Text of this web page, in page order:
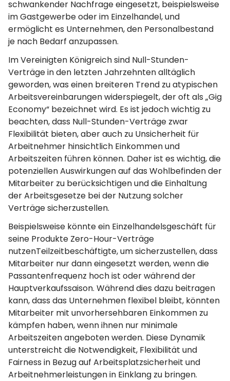
schwankender Nachfrage eingesetzt, beispielsweise
im Gastgewerbe oder im Einzelhandel, und
ermöglicht es Unternehmen, den Personalbestand
je nach Bedarf anzupassen.
Im Vereinigten Königreich sind Null-Stunden-
Verträge in den letzten Jahrzehnten alltäglich
geworden, was einen breiteren Trend zu atypischen
Arbeitsvereinbarungen widerspiegelt, der oft als „Gig
Economy“ bezeichnet wird. Es ist jedoch wichtig zu
beachten, dass Null-Stunden-Verträge zwar
Flexibilität bieten, aber auch zu Unsicherheit für
Arbeitnehmer hinsichtlich Einkommen und
Arbeitszeiten führen können. Daher ist es wichtig, die
potenziellen Auswirkungen auf das Wohlbefinden der
Mitarbeiter zu berücksichtigen und die Einhaltung
der Arbeitsgesetze bei der Nutzung solcher
Verträge sicherzustellen.
Beispielsweise könnte ein Einzelhandelsgeschäft für
seine Produkte Zero-Hour-Verträge
nutzenTeilzeitbeschäftigte, um sicherzustellen, dass
Mitarbeiter nur dann eingesetzt werden, wenn die
Passantenfrequenz hoch ist oder während der
Hauptverkaufssaison. Während dies dazu beitragen
kann, dass das Unternehmen flexibel bleibt, könnten
Mitarbeiter mit unvorhersehbaren Einkommen zu
kämpfen haben, wenn ihnen nur minimale
Arbeitszeiten angeboten werden. Diese Dynamik
unterstreicht die Notwendigkeit, Flexibilität und
Fairness in Bezug auf Arbeitsplatzsicherheit und
Arbeitnehmerleistungen in Einklang zu bringen.